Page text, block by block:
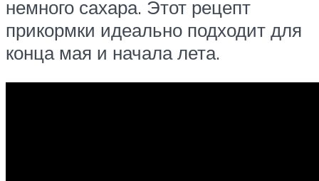
немного сахара. Этот рецепт
прикормки идеально подходит для
конца мая и начала лета.